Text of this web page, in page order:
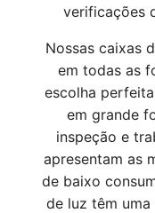
verificações
Nossas caixas
em todas as
escolha
em grande
inspeção e
apresentam as
de baixo
de luz têm